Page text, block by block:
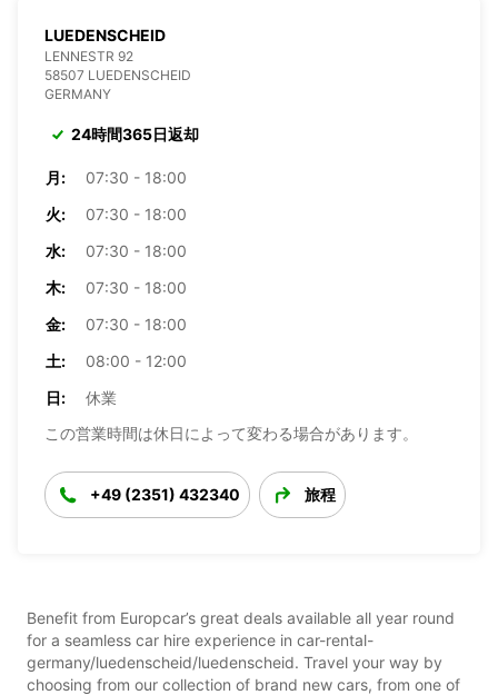
LUEDENSCHEID
LENNESTR 92
58507 LUEDENSCHEID
GERMANY
24時間365日返却
月:
07:30 - 18:00
火:
07:30 - 18:00
水:
07:30 - 18:00
木:
07:30 - 18:00
金:
07:30 - 18:00
土:
08:00 - 12:00
日:
休業
この営業時間は休日によって変わる場合があります。
+49 (2351) 432340 旅程
Benefit from Europcar’s great deals available all year round
for a seamless car hire experience in car-rental-
germany/luedenscheid/luedenscheid. Travel your way by
choosing from our collection of brand new cars, from one of